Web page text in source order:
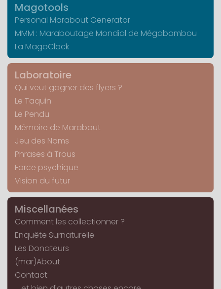
Magotools
Personal Marabout Generator
MMM : Maraboutage Mondial de Mégabambou
La MagoClock
Laboratoire
Qui veut gagner des flyers ?
Le Taquin
Le Pendu
Mémoire de Marabout
Jeu des Noms
Phrases à Trous
Force psychique
Vision du futur
Miscellanées
Comment les collectionner ?
Enquête Surnaturelle
Les Donateurs
(mar)About
Contact